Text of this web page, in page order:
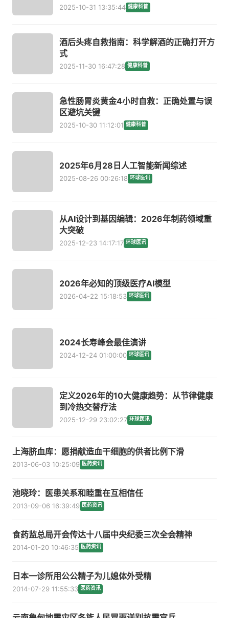
2025-10-31 13:35:44 健康科普
酒后头疼自救指南：科学解酒的正确打开方
式
2025-11-30 16:47:28 健康科普
急性肠胃炎黄金4小时自救：正确处置与误
区避坑关键
2025-10-30 11:12:01 健康科普
2025年6月28日人工智能新闻综述
2025-08-26 00:26:18 环球医讯
从AI设计到基因编辑：2026年制药领域重
大突破
2025-12-23 14:17:17 环球医讯
2026年必知的顶级医疗AI模型
2026-04-22 15:18:53 环球医讯
2024长寿峰会最佳演讲
2024-12-24 01:00:00 环球医讯
定义2026年的10大健康趋势：从节律健康
到冷热交替疗法
2025-12-29 23:02:27 环球医讯
上海脐血库：愿捐献造血干细胞的供者比例下滑
2013-06-03 10:25:09 医药资讯
池晓玲：医患关系和睦重在互相信任
2013-09-06 16:39:49 医药资讯
食药监总局开会传达十八届中央纪委三次全会精神
2014-01-20 10:46:35 医药资讯
日本一诊所用公公精子为儿媳体外受精
2014-07-29 11:55:33 医药资讯